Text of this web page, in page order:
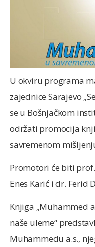
U okviru programa
zajednice Sarajevo
se u Bošnjačkom
održati promocija
savremenom
Promotori će biti
Enes Karić i dr. Ferid
Knjiga „Muhammed
naše uleme“
Muhammedu a.s.,